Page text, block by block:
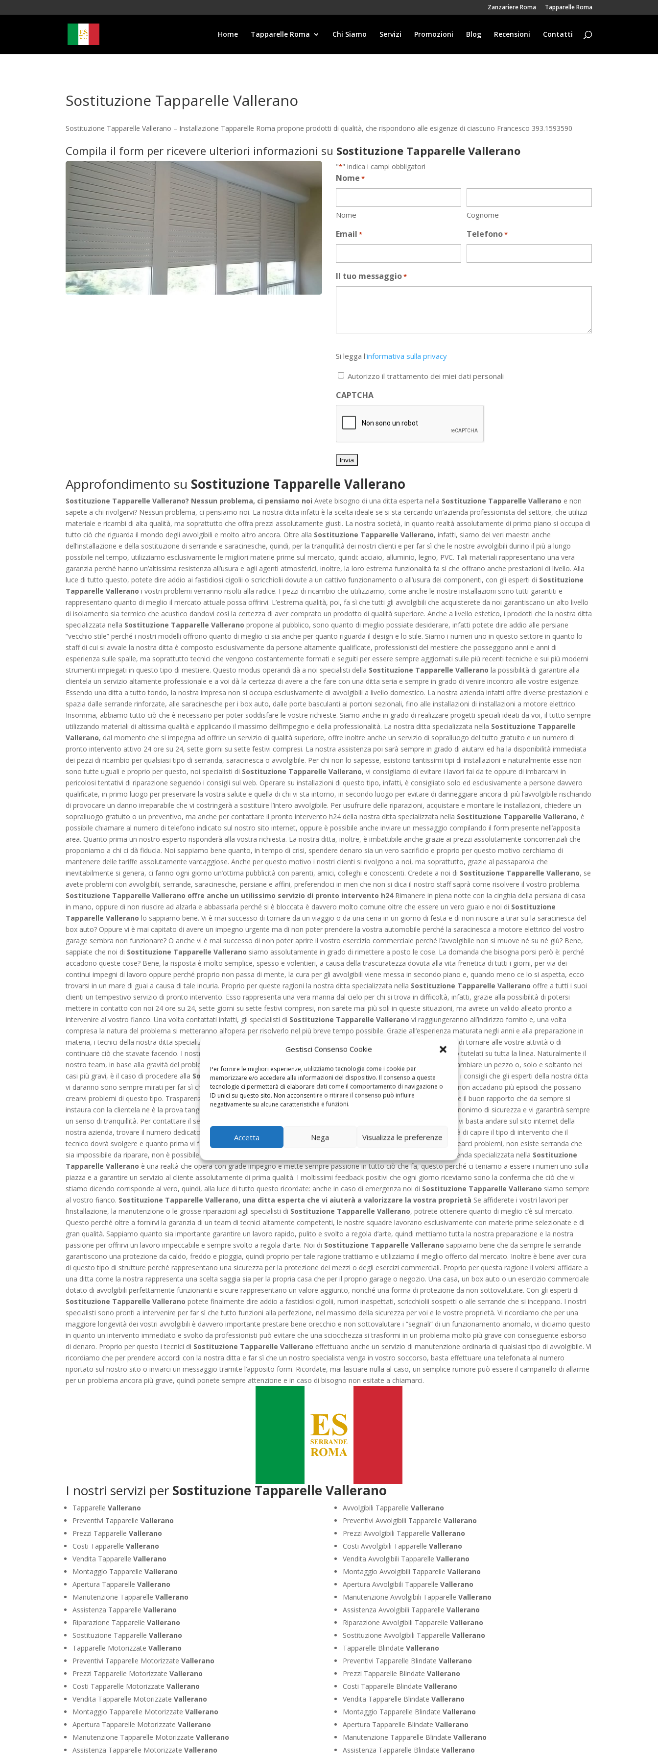
Gestisci Consenso Cookie
Per fornire le migliori esperienze, utilizziamo tecnologie come i cookie per
memorizzare e/o accedere alle informazioni del dispositivo. Il consenso a queste
tecnologie ci permetterà di elaborare dati come il comportamento di navigazione o
ID unici su questo sito. Non acconsentire o ritirare il consenso può influire
negativamente su alcune caratteristiche e funzioni.
Accetta Nega Visualizza le preferenze
Zanzariere Roma Tapparelle Roma
Home Tapparelle Roma Chi Siamo Servizi Promozioni Blog Recensioni Contatti
Sostituzione Tapparelle Vallerano
Sostituzione Tapparelle Vallerano – Installazione Tapparelle Roma propone prodotti di qualità, che rispondono alle esigenze di ciascuno Francesco 393.1593590
Compila il form per ricevere ulteriori informazioni su Sostituzione Tapparelle Vallerano
"*" indica i campi obbligatori
Nome *
Nome Cognome
Email * Telefono*
Il tuo messaggio*
legga
l'informativa
privacy
*
Si legga l'informativa sulla privacy
Autorizzo il trattamento dei miei dati personali
CAPTCHA
Approfondimento su Sostituzione Tapparelle Vallerano
Sostituzione Tapparelle Vallerano? Nessun problema, ci pensiamo noi Avete bisogno di una ditta esperta nella Sostituzione Tapparelle Vallerano e non
sapete a chi rivolgervi? Nessun problema, ci pensiamo noi. La nostra ditta infatti è la scelta ideale se si sta cercando un’azienda professionista del settore, che utilizzi
materiale e ricambi di alta qualità, ma soprattutto che offra prezzi assolutamente giusti. La nostra società, in quanto realtà assolutamente di primo piano si occupa di
tutto ciò che riguarda il mondo degli avvolgibili e molto altro ancora. Oltre alla Sostituzione Tapparelle Vallerano, infatti, siamo dei veri maestri anche
dell’installazione e della sostituzione di serrande e saracinesche, quindi, per la tranquillità dei nostri clienti e per far sì che le nostre avvolgibili durino il più a lungo
possibile nel tempo, utilizziamo esclusivamente le migliori materie prime sul mercato, quindi: acciaio, alluminio, legno, PVC. Tali materiali rappresentano una vera
garanzia perché hanno un’altissima resistenza all’usura e agli agenti atmosferici, inoltre, la loro estrema funzionalità fa sì che offrano anche prestazioni di livello. Alla
luce di tutto questo, potete dire addio ai fastidiosi cigolii o scricchiolii dovute a un cattivo funzionamento o all’usura dei componenti, con gli esperti di Sostituzione
Tapparelle Vallerano i vostri problemi verranno risolti alla radice. I pezzi di ricambio che utilizziamo, come anche le nostre installazioni sono tutti garantiti e
rappresentano quanto di meglio il mercato attuale possa offrirvi. L’estrema qualità, poi, fa sì che tutti gli avvolgibili che acquisterete da noi garantiscano un alto livello
di isolamento sia termico che acustico dandovi così la certezza di aver comprato un prodotto di qualità superiore. Anche a livello estetico, i prodotti che la nostra ditta
specializzata nella Sostituzione Tapparelle Vallerano propone al pubblico, sono quanto di meglio possiate desiderare, infatti potete dire addio alle persiane
“vecchio stile” perché i nostri modelli offrono quanto di meglio ci sia anche per quanto riguarda il design e lo stile. Siamo i numeri uno in questo settore in quanto lo
staff di cui si avvale la nostra ditta è composto esclusivamente da persone altamente qualificate, professionisti del mestiere che posseggono anni e anni di
esperienza sulle spalle, ma soprattutto tecnici che vengono costantemente formati e seguiti per essere sempre aggiornati sulle più recenti tecniche e sui più moderni
strumenti impiegati in questo tipo di mestiere. Questo modus operandi dà a noi specialisti della Sostituzione Tapparelle Vallerano la possibilità di garantire alla
clientela un servizio altamente professionale e a voi dà la certezza di avere a che fare con una ditta seria e sempre in grado di venire incontro alle vostre esigenze.
Essendo una ditta a tutto tondo, la nostra impresa non si occupa esclusivamente di avvolgibili a livello domestico. La nostra azienda infatti offre diverse prestazioni e
spazia dalle serrande rinforzate, alle saracinesche per i box auto, dalle porte basculanti ai portoni sezionali, fino alle installazioni di installazioni a motore elettrico.
Insomma, abbiamo tutto ciò che è necessario per poter soddisfare le vostre richieste. Siamo anche in grado di realizzare progetti speciali ideati da voi, il tutto sempre
utilizzando materiali di altissima qualità e applicando il massimo dell’impegno e della professionalità. La nostra ditta specializzata nella Sostituzione Tapparelle
Vallerano, dal momento che si impegna ad offrire un servizio di qualità superiore, offre inoltre anche un servizio di sopralluogo del tutto gratuito e un numero di
pronto intervento attivo 24 ore su 24, sette giorni su sette festivi compresi. La nostra assistenza poi sarà sempre in grado di aiutarvi ed ha la disponibilità immediata
dei pezzi di ricambio per qualsiasi tipo di serranda, saracinesca o avvolgibile. Per chi non lo sapesse, esistono tantissimi tipi di installazioni e naturalmente esse non
sono tutte uguali e proprio per questo, noi specialisti di Sostituzione Tapparelle Vallerano, vi consigliamo di evitare i lavori fai da te oppure di imbarcarvi in
pericolosi tentativi di riparazione seguendo i consigli sul web. Operare su installazioni di questo tipo, infatti, è consigliato solo ed esclusivamente a persone davvero
qualificate, in primo luogo per preservare la vostra salute e quella di chi vi sta intorno, in secondo luogo per evitare di danneggiare ancora di più l’avvolgibile rischiando
di provocare un danno irreparabile che vi costringerà a sostituire l’intero avvolgibile. Per usufruire delle riparazioni, acquistare e montare le installazioni, chiedere un
sopralluogo gratuito o un preventivo, ma anche per contattare il pronto intervento h24 della nostra ditta specializzata nella Sostituzione Tapparelle Vallerano, è
possibile chiamare al numero di telefono indicato sul nostro sito internet, oppure è possibile anche inviare un messaggio compilando il form presente nell’apposita
area. Quanto prima un nostro esperto risponderà alla vostra richiesta. La nostra ditta, inoltre, è imbattibile anche grazie ai prezzi assolutamente concorrenziali che
proponiamo a chi ci dà fiducia. Noi sappiamo bene quanto, in tempo di crisi, spendere denaro sia un vero sacrificio e proprio per questo motivo cerchiamo di
mantenere delle tariffe assolutamente vantaggiose. Anche per questo motivo i nostri clienti si rivolgono a noi, ma soprattutto, grazie al passaparola che
inevitabilmente si genera, ci fanno ogni giorno un’ottima pubblicità con parenti, amici, colleghi e conoscenti. Credete a noi di Sostituzione Tapparelle Vallerano, se
avete problemi con avvolgibili, serrande, saracinesche, persiane e affini, preferendoci in men che non si dica il nostro staff saprà come risolvere il vostro problema.
Sostituzione Tapparelle Vallerano offre anche un utilissimo servizio di pronto intervento h24Rimanere in piena notte con la cinghia della persiana di casa
in mano, oppure di non riuscire ad alzarla e abbassarla perché si è bloccata è davvero molto comune oltre che essere un vero guaio e noi di Sostituzione
Tapparelle Vallerano lo sappiamo bene. Vi è mai successo di tornare da un viaggio o da una cena in un giorno di festa e di non riuscire a tirar su la saracinesca del
box auto? Oppure vi è mai capitato di avere un impegno urgente ma di non poter prendere la vostra automobile perché la saracinesca a motore elettrico del vostro
garage sembra non funzionare? O anche vi è mai successo di non poter aprire il vostro esercizio commerciale perché l’avvolgibile non si muove né su né giù? Bene,
sappiate che noi di Sostituzione Tapparelle Vallerano siamo assolutamente in grado di rimettere a posto le cose. La domanda che bisogna porsi però è: perché
accadono queste cose? Bene, la risposta è molto semplice, spesso e volentieri, a causa della trascuratezza dovuta alla vita frenetica di tutti i giorni, per via dei
continui impegni di lavoro oppure perché proprio non passa di mente, la cura per gli avvolgibili viene messa in secondo piano e, quando meno ce lo si aspetta, ecco
trovarsi in un mare di guai a causa di tale incuria. Proprio per queste ragioni la nostra ditta specializzata nella Sostituzione Tapparelle Vallerano offre a tutti i suoi
clienti un tempestivo servizio di pronto intervento. Esso rappresenta una vera manna dal cielo per chi si trova in difficoltà, infatti, grazie alla possibilità di potersi
mettere in contatto con noi 24 ore su 24, sette giorni su sette festivi compresi, non sarete mai più soli in queste situazioni, ma avrete un valido alleato pronto a
intervenire al vostro fianco. Una volta contattati infatti, gli specialisti di Sostituzione Tapparelle Vallerano vi raggiungeranno all’indirizzo fornito e, una volta
compresa la natura del problema si metteranno all’opera per risolverlo nel più breve tempo possibile. Grazie all’esperienza maturata negli anni e alla preparazione in
materia, i tecnici della nostra ditta specializzata riusciranno sempre a portare a termine il loro compito dandovi la possibilità di tornare alle vostre attività o di
continuare ciò che stavate facendo. I nostri interventi sono sempre rapidi, efficaci e ben svolti, quindi potete sentirvi davvero tutelati su tutta la linea. Naturalmente il
nostro team, in base alla gravità del problema vi consiglierà se è il caso di effettuare una semplice riparazione, se bisogna cambiare un pezzo o, solo e soltanto nei
casi più gravi, è il caso di procedere alla Sostituzione Tapparelle Vallerano. In ogni caso è bene che teniate presente che i consigli che gli esperti della nostra ditta
vi daranno sono sempre mirati per far sì che le vostre avvolgibili possano durare il più a lungo possibile negli anni e affinché non accadano più episodi che possano
crearvi problemi di questo tipo. Trasparenza, professionalità e cortesia da sempre rappresentano il nostro fiore all’occhiello e il buon rapporto che da sempre si
instaura con la clientela ne è la prova tangibile. Ricordate che un’avvolgibile che funziona a dovere ed è ben manutenuto è sinonimo di sicurezza e vi garantirà sempre
un senso di tranquillità. Per contattare il servizio di pronto intervento offerto da noi di
vi basta andare sul sito internet della
nostra azienda, trovare il numero dedicato e telefonare a qualsiasi orario si voglia. Un nostro addetto vi risponderà, cercherà di capire il tipo di intervento che il
tecnico dovrà svolgere e quanto prima vi farà raggiungere dal nostro personale. Non c’è modello di avvolgibile in grado di crearci problemi, non esiste serranda che
sia impossibile da riparare, non è possibile che non riusciamo a mettere a posto ciò per cui ci avete chiamato. La nostra azienda specializzata nella Sostituzione
Tapparelle Vallerano è una realtà che opera con grade impegno e mette sempre passione in tutto ciò che fa, questo perché ci teniamo a essere i numeri uno sulla
piazza e a garantire un servizio al cliente assolutamente di prima qualità. I moltissimi feedback positivi che ogni giorno riceviamo sono la conferma che ciò che vi
stiamo dicendo corrisponde al vero, quindi, alla luce di tutto questo ricordate: anche in caso di emergenza noi di Sostituzione Tapparelle Vallerano siamo sempre
al vostro fianco. Sostituzione Tapparelle Vallerano, una ditta esperta che vi aiuterà a valorizzare la vostra proprietà Se affiderete i vostri lavori per
l’installazione, la manutenzione o le grosse riparazioni agli specialisti di Sostituzione Tapparelle Vallerano, potrete ottenere quanto di meglio c’è sul mercato.
Questo perché oltre a fornirvi la garanzia di un team di tecnici altamente competenti, le nostre squadre lavorano esclusivamente con materie prime selezionate e di
gran qualità. Sappiamo quanto sia importante garantire un lavoro rapido, pulito e svolto a regola d’arte, quindi mettiamo tutta la nostra preparazione e la nostra
passione per offrirvi un lavoro impeccabile e sempre svolto a regola d’arte. Noi di Sostituzione Tapparelle Vallerano sappiamo bene che da sempre le serrande
garantiscono una protezione da caldo, freddo e pioggia, quindi proprio per tale ragione trattiamo e utilizziamo il meglio offerto dal mercato. Inoltre è bene aver cura
di questo tipo di strutture perché rappresentano una sicurezza per la protezione dei mezzi o degli esercizi commerciali. Proprio per questa ragione il volersi affidare a
una ditta come la nostra rappresenta una scelta saggia sia per la propria casa che per il proprio garage o negozio. Una casa, un box auto o un esercizio commerciale
dotato di avvolgibili perfettamente funzionanti e sicure rappresentano un valore aggiunto, nonché una forma di protezione da non sottovalutare. Con gli esperti di
Sostituzione Tapparelle Vallerano potete finalmente dire addio a fastidiosi cigolii, rumori inaspettati, scricchiolii sospetti o alle serrande che si inceppano. I nostri
specialisti sono pronti a intervenire per far sì che tutto funzioni alla perfezione, nel massimo della sicurezza per voi e le vostre proprietà. Vi ricordiamo che per una
maggiore longevità dei vostri avvolgibili è davvero importante prestare bene orecchio e non sottovalutare i “segnali” di un funzionamento anomalo, vi diciamo questo
in quanto un intervento immediato e svolto da professionisti può evitare che una sciocchezza si trasformi in un problema molto più grave con conseguente esborso
di denaro. Proprio per questo i tecnici di Sostituzione Tapparelle Vallerano effettuano anche un servizio di manutenzione ordinaria di qualsiasi tipo di avvolgibile. Vi
ricordiamo che per prendere accordi con la nostra ditta e far sì che un nostro specialista venga in vostro soccorso, basta effettuare una telefonata al numero
riportato sul nostro sito o inviarci un messaggio tramite l’apposito form. Ricordate, mai lasciare nulla al caso, un semplice rumore può essere il campanello di allarme
per un problema ancora più grave, quindi ponete sempre attenzione e in caso di bisogno non esitate a chiamarci.
I nostri servizi per Sostituzione Tapparelle Vallerano
TapparelleVallerano
Preventivi TapparelleVallerano
Prezzi TapparelleVallerano
Costi TapparelleVallerano
Vendita TapparelleVallerano
Montaggio TapparelleVallerano
Apertura TapparelleVallerano
Manutenzione TapparelleVallerano
Assistenza TapparelleVallerano
Riparazione TapparelleVallerano
Sostituzione TapparelleVallerano
Tapparelle MotorizzateVallerano
Preventivi Tapparelle MotorizzateVallerano
Prezzi Tapparelle MotorizzateVallerano
Costi Tapparelle MotorizzateVallerano
Vendita Tapparelle MotorizzateVallerano
Montaggio Tapparelle MotorizzateVallerano
Apertura Tapparelle MotorizzateVallerano
Manutenzione Tapparelle MotorizzateVallerano
Assistenza Tapparelle MotorizzateVallerano
Avvolgibili Tapparelle Vallerano
Preventivi Avvolgibili Tapparelle Vallerano
Prezzi Avvolgibili Tapparelle Vallerano
Costi Avvolgibili Tapparelle Vallerano
Vendita Avvolgibili Tapparelle Vallerano
Montaggio Avvolgibili Tapparelle Vallerano
Apertura Avvolgibili Tapparelle Vallerano
Manutenzione Avvolgibili Tapparelle Vallerano
Assistenza Avvolgibili Tapparelle Vallerano
Riparazione Avvolgibili Tapparelle Vallerano
Sostituzione Avvolgibili Tapparelle Vallerano
Tapparelle Blindate Vallerano
Preventivi Tapparelle Blindate Vallerano
Prezzi Tapparelle Blindate Vallerano
Costi Tapparelle Blindate Vallerano
Vendita Tapparelle Blindate Vallerano
Montaggio Tapparelle Blindate Vallerano
Apertura Tapparelle Blindate Vallerano
Manutenzione Tapparelle Blindate Vallerano
Assistenza Tapparelle Blindate Vallerano